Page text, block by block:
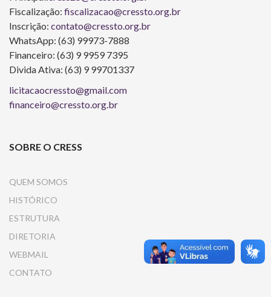
Fiscalização: fiscalizacao@cressto.org.br
Inscrição: contato@cressto.org.br
WhatsApp: (63) 99973-7888
Financeiro: (63) 9 9959 7395
Divida Ativa: (63) 9 99701337
licitacaocressto@gmail.com
financeiro@cressto.org.br
SOBRE O CRESS
QUEM SOMOS
HISTÓRICO
ESTRUTURA
DIRETORIA
WEBMAIL
CONTATO